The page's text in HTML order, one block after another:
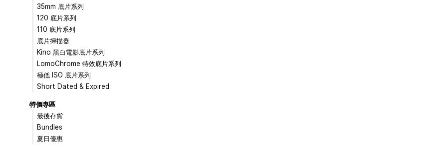
35mm 底片系列
120 底片系列
110 底片系列
底片掃描器
Kino 黑白電影底片系列
LomoChrome 特效底片系列
極低 ISO 底片系列
Short Dated & Expired
特價專區
最後存貨
Bundles
夏日優惠